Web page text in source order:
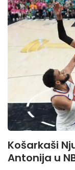
Košarkaši
Antonija u